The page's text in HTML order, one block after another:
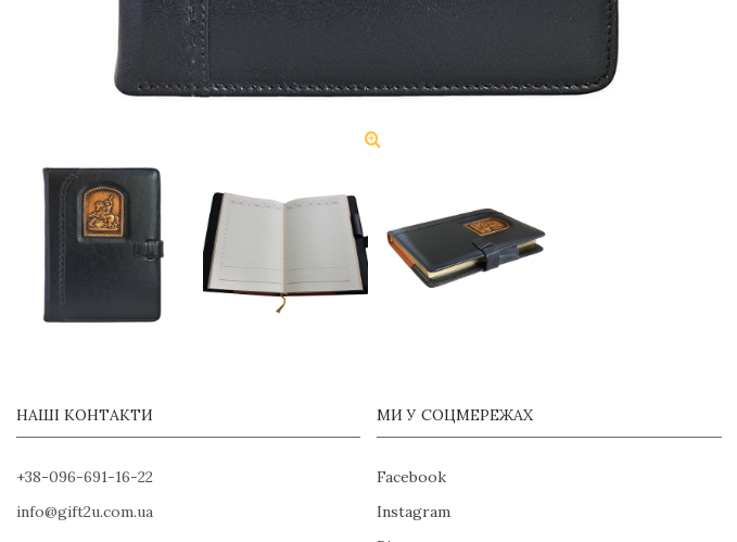
НАШІ КОНТАКТИ
+38-096-691-16-22
info@gift2u.com.ua
МИ У СОЦМЕРЕЖАХ
Facebook
Instagram